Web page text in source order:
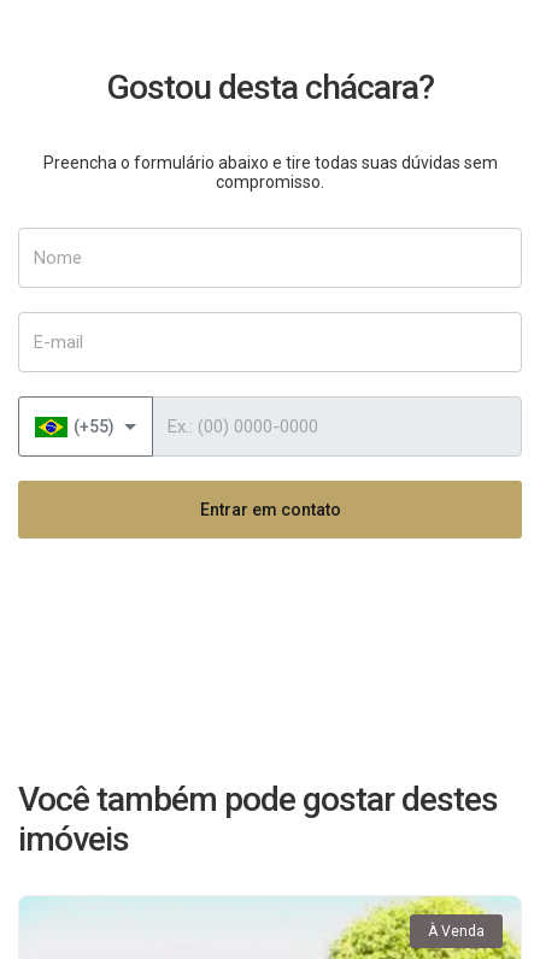
Gostou desta chácara?
Preencha o formulário abaixo e tire todas suas dúvidas sem
compromisso.
(+55)
Entrar em contato
Você também pode gostar destes
imóveis
À Venda